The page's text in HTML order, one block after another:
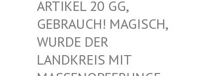
RTIKEL 20 GG, G
EBRAUCH! MAGISCH, W
URDE DER L
ANDKREIS MIT M